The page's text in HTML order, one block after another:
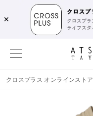
✕
クロスプラス オンラインストア